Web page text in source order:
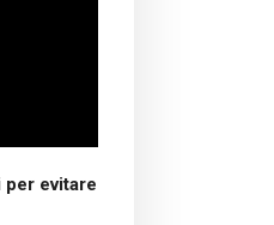
per evitare